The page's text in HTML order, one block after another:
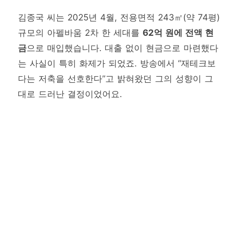
김종국 씨는 2025년 4월, 전용면적 243㎡(약 74평)
규모의 아펠바움 2차 한 세대를 62억 원에 전액 현
금으로 매입했습니다. 대출 없이 현금으로 마련했다
는 사실이 특히 화제가 되었죠. 방송에서 “재테크보
다는 저축을 선호한다”고 밝혀왔던 그의 성향이 그
대로 드러난 결정이었어요.